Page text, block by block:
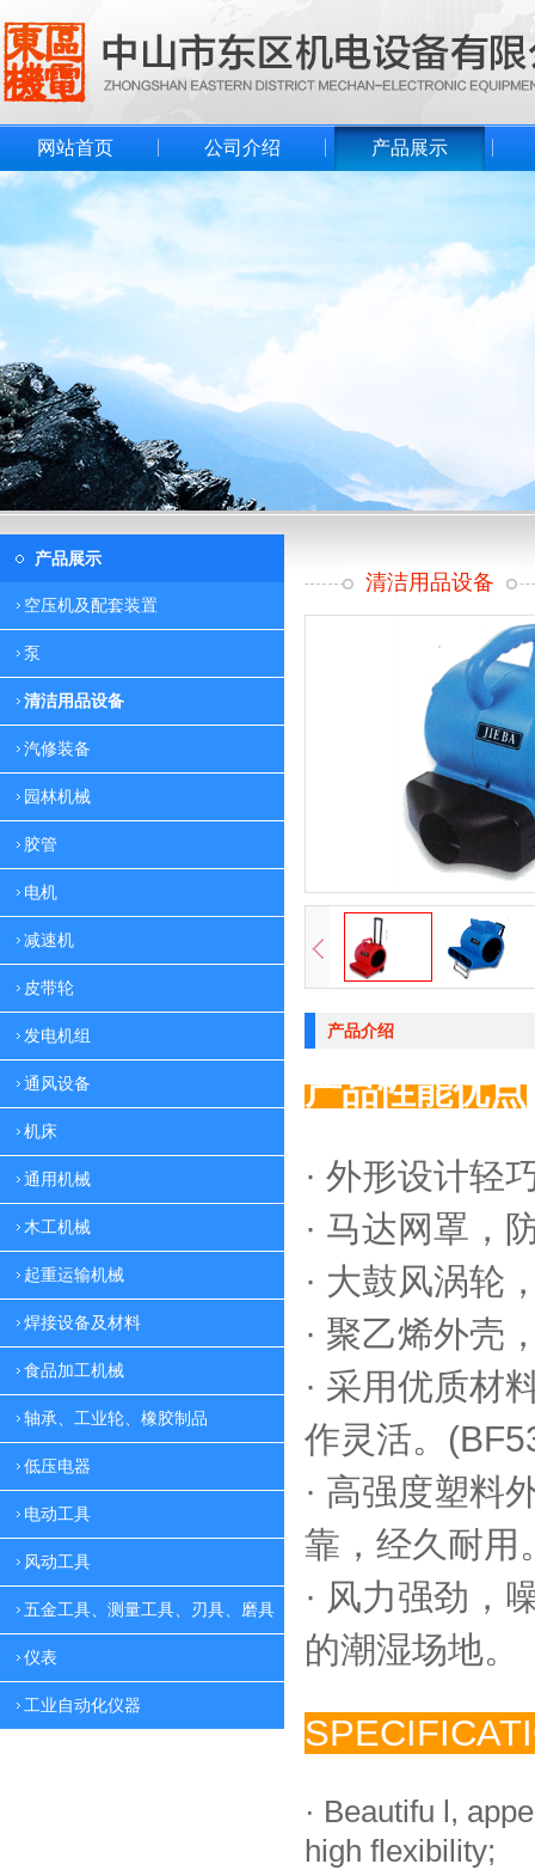
网站首页 公司介绍 产品展示
产品展示
空压机及配套装置
泵
清洁用品设备
汽修装备
园林机械
胶管
电机
减速机
皮带轮
发电机组
通风设备
机床
通用机械
木工机械
起重运输机械
焊接设备及材料
食品加工机械
轴承、工业轮、橡胶制品
低压电器
电动工具
风动工具
五金工具、测量工具、刃具、磨具
仪表
工业自动化仪器
清洁用品设备
产品介绍
产品性能优点
· 外形设计轻
· 马达网罩，
· 大鼓风涡轮
· 聚乙烯外壳
· 采用优质材
作灵活。
· 高强度塑料
靠， 经久耐用
· 风力强劲，
的潮湿场地。
· Beautifu l,
high flexibility;